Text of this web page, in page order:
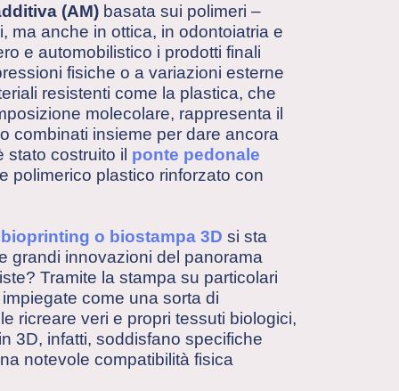
(AM) basata sui polimeri –
ma anche in ottica, in odontoiatria e
e automobilistico i prodotti finali
fisiche o a variazioni esterne
resistenti come la plastica, che
molecolare, rappresenta il
combinati insieme per dare ancora
stato costruito il ponte pedonale
polimerico plastico rinforzato con
bioprinting o biostampa 3D si sta
grandi innovazioni del panorama
Tramite la stampa su particolari
come una sorta di
ricreare veri e propri tessuti biologici,
3D, infatti, soddisfano specifiche
notevole compatibilità fisica